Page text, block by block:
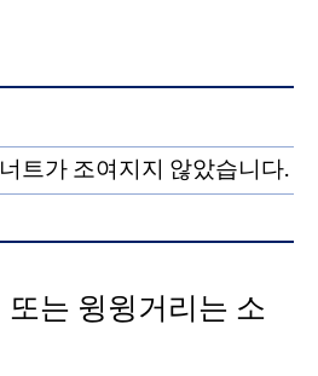
트가 조여지지 않았습니다.
는 윙윙거리는 소